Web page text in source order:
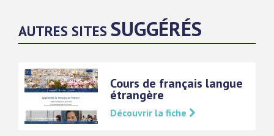
AUTRES SITES SUGGÉRÉS
Cours de français langue
étrangère
Découvrir la fiche